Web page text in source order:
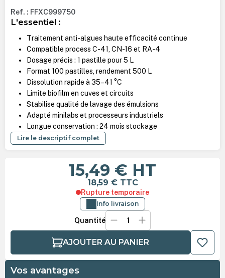
Ref. : FFXC999750
L'essentiel :
Traitement anti-algues haute efficacité continue
Compatible process C-41, CN-16 et RA-4
Dosage précis : 1 pastille pour 5 L
Format 100 pastilles, rendement 500 L
Dissolution rapide à 35–41 °C
Limite biofilm en cuves et circuits
Stabilise qualité de lavage des émulsions
Adapté minilabs et processeurs industriels
Longue conservation : 24 mois stockage
Lire le descriptif complet
15,49 € HT
18,59 € TTC
Rupture temporaire
Info livraison
Quantité
AJOUTER AU PANIER
Vos avantages